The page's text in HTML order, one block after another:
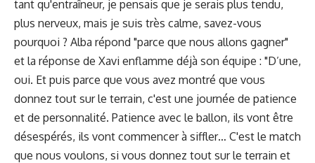
tant qu'entraîneur, je pensais que je serais plus tendu,
plus nerveux, mais je suis très calme, savez-vous
pourquoi ? Alba répond "parce que nous allons gagner"
et la réponse de Xavi enflamme déjà son équipe : "D’une,
oui. Et puis parce que vous avez montré que vous
donnez tout sur le terrain, c'est une journée de patience
et de personnalité. Patience avec le ballon, ils vont être
désespérés, ils vont commencer à siffler… C'est le match
que nous voulons, si vous donnez tout sur le terrain et